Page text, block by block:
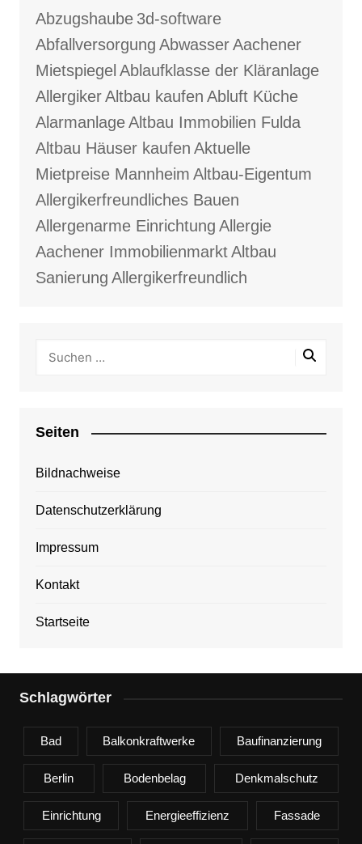
Abzugshaube 3d-software
Abfallversorgung AbwasserAachener
Mietspiegel Ablaufklasse der Kläranlage
AllergikerAltbau kaufen Abluft Küche
AlarmanlageAltbau Immobilien Fulda
Altbau Häuser kaufen Aktuelle
Mietpreise Mannheim Altbau-Eigentum
Allergikerfreundliches Bauen
Allergenarme Einrichtung Allergie
Aachener ImmobilienmarktAltbau
Sanierung Allergikerfreundlich
Seiten
Bildnachweise
Datenschutzerklärung
Impressum
Kontakt
Startseite
Schlagwörter
Bad Balkonkraftwerke Baufinanzierung
Berlin Bodenbelag Denkmalschutz
Einrichtung Energieeffizienz Fassade